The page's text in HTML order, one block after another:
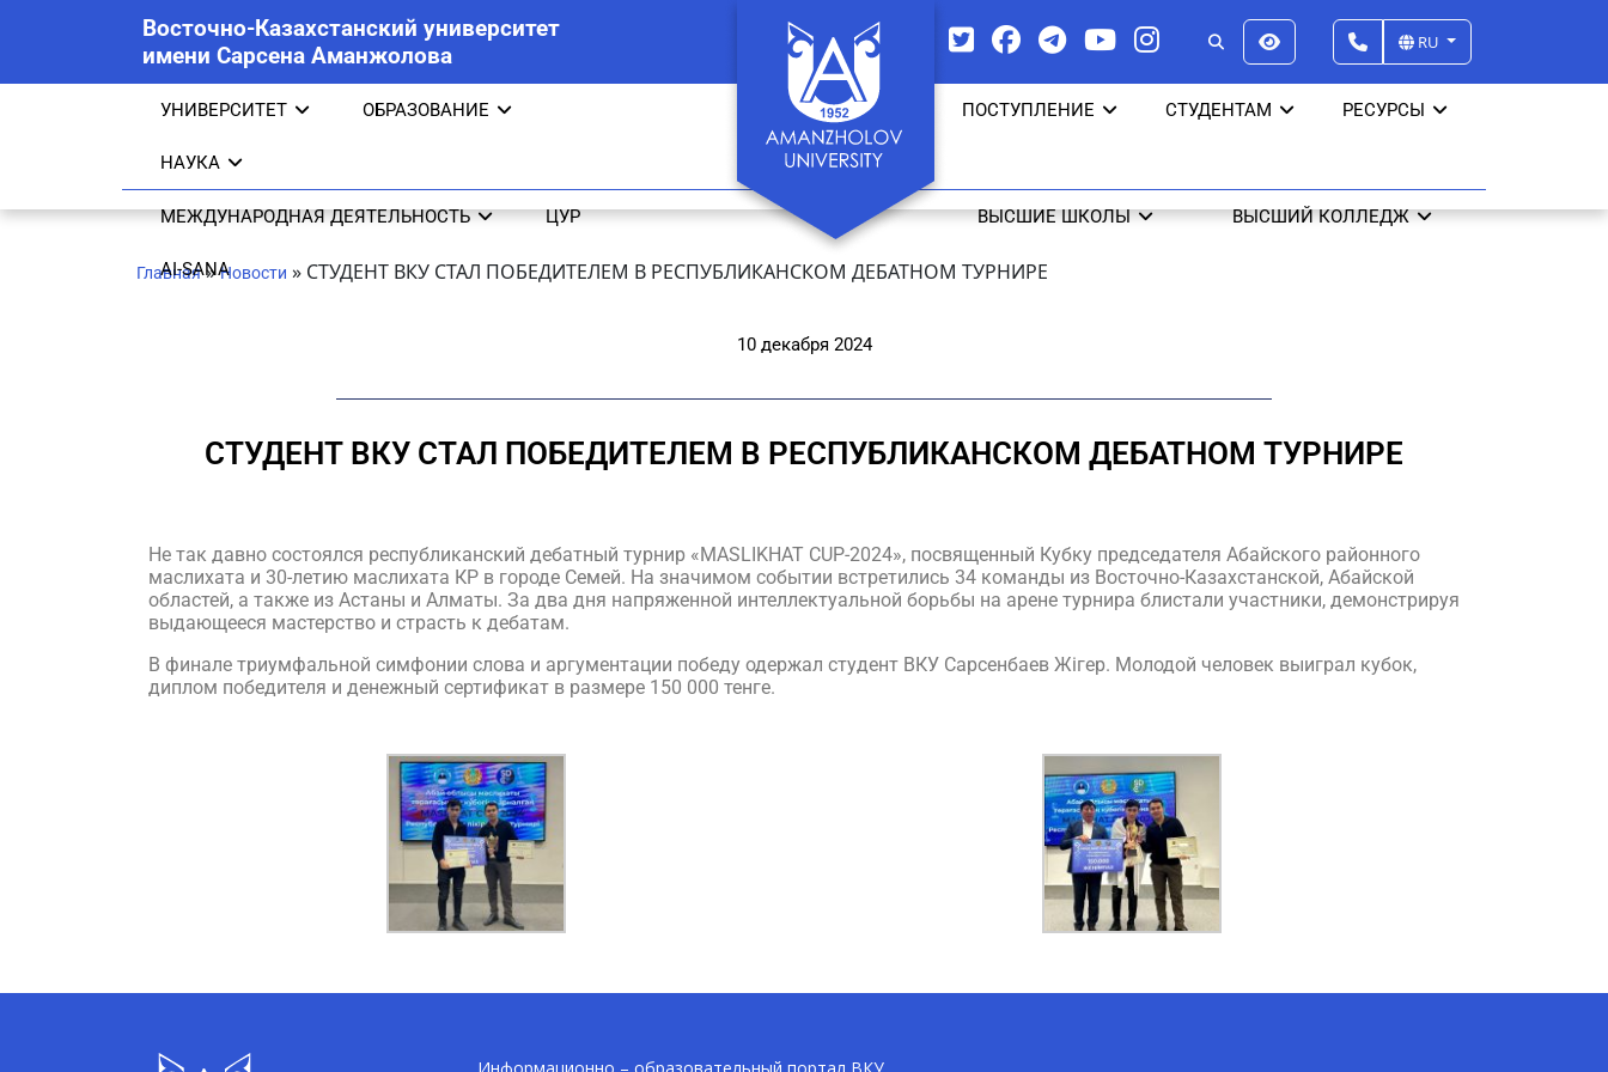
Восточно-Казахстанский университет
имени Сарсена Аманжолова
RU
УНИВЕРСИТЕТ ОБРАЗОВАНИЕ
НАУКА
ПОСТУПЛЕНИЕ СТУДЕНТАМ РЕСУРСЫ
МЕЖДУНАРОДНАЯ ДЕЯТЕЛЬНОСТЬ ЦУР
AI-SANA
ВЫСШИЕ ШКОЛЫ ВЫСШИЙ КОЛЛЕДЖ
Главная»Новости » СТУДЕНТ ВКУ СТАЛ ПОБЕДИТЕЛЕМ В РЕСПУБЛИКАНСКОМ ДЕБАТНОМ ТУРНИРЕ
10 декабря 2024
СТУДЕНТ ВКУ СТАЛ ПОБЕДИТЕЛЕМ В РЕСПУБЛИКАНСКОМ ДЕБАТНОМ ТУРНИРЕ
Не так давно состоялся республиканский дебатный турнир «MASLIKHAT CUP-2024», посвященный Кубку председателя Абайского районного
маслихата и 30-летию маслихата КР в городе Семей. На значимом событии встретились 34 команды из Восточно-Казахстанской, Абайской
областей, а также из Астаны и Алматы. За два дня напряженной интеллектуальной борьбы на арене турнира блистали участники, демонстрируя
выдающееся мастерство и страсть к дебатам.
В финале триумфальной симфонии слова и аргументации победу одержал студент ВКУ Сарсенбаев Жігер. Молодой человек выиграл кубок,
диплом победителя и денежный сертификат в размере 150 000 тенге.
AI-Talapker